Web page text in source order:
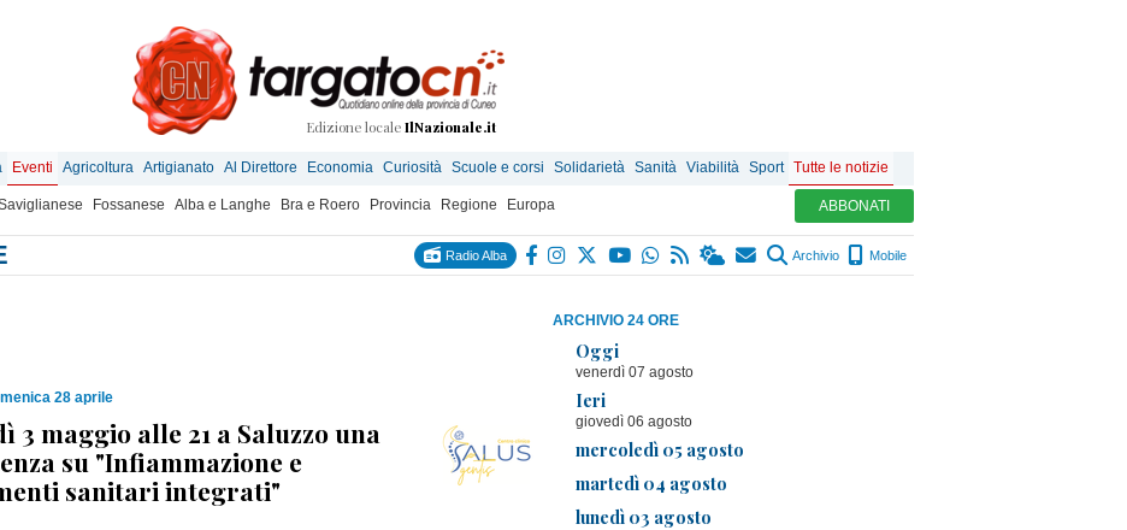
Edizione locale IlNazionale.it
Eventi Agricoltura Artigianato Al Direttore Economia Curiosità Scuole e corsi Solidarietà Sanità Viabilità Sport Tutte le notizie
Fossanese Alba e Langhe Bra e Roero Provincia Regione Europa ABBONATI
Radio Alba Archivio Mobile
ARCHIVIO 24 ORE
Oggi
venerdì 07 agosto
Ieri
giovedì 06 agosto
mercoledì 05 agosto
martedì 04 agosto
lunedì 03 agosto
28 aprile
3 maggio alle 21 a Saluzzo una
su "Infiammazione e
sanitari integrati"